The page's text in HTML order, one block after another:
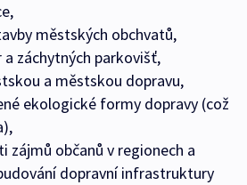
městských obchvatů,
záchytných parkovišť,
a městskou dopravu,
ekologické formy dopravy (což
zájmů občanů v regionech a
dopravní infrastruktury